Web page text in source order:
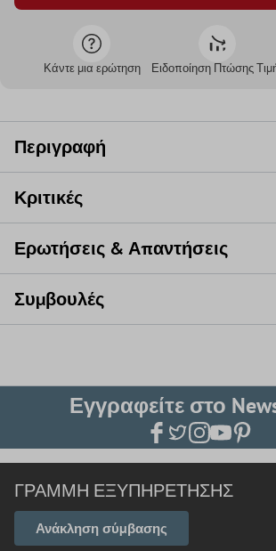
Κάντε μια ερώτηση Ειδοποίηση Πτώσης
Περιγραφή
Κριτικές
Ερωτήσεις & Απαντήσεις
Συμβουλές
Εγγραφείτε στο
ΓΡΑΜΜΉ ΕΞΥΠΗΡΈΤΗΣΗΣ
Ανάκληση σύμβασης